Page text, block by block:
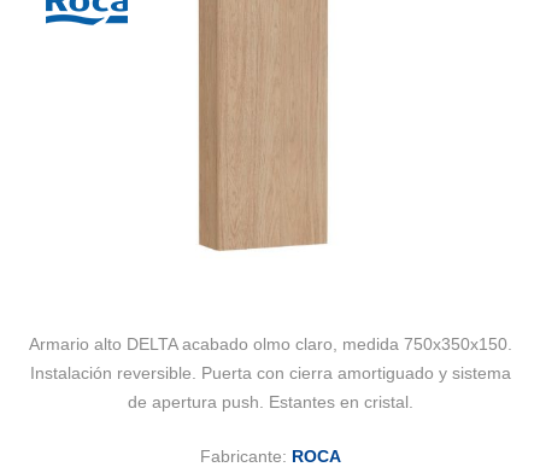
Armario alto DELTA acabado olmo claro, medida 750x350x150.
Instalación reversible. Puerta con cierra amortiguado y sistema
de apertura push. Estantes en cristal.
Fabricante: ROCA